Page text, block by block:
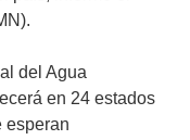
del Agua
en 24 estados
esperan